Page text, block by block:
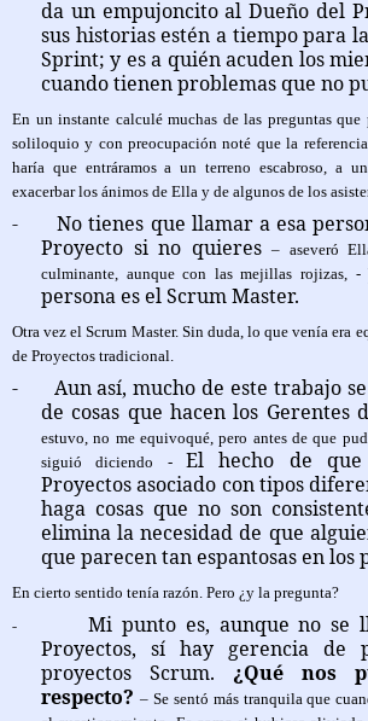
da un empujoncito al Dueño del
sus historias estén a tiempo para
Sprint; y es a quién acuden los
cuando tienen problemas que no
En un instante calculé muchas de las preguntas que
soliloquio y con preocupación noté que la
haría que entráramos a un terreno escabroso, a
exacerbar los ánimos de Ella y de algunos de los
-
No tienes que llamar a esa
Proyecto si no quieres– aseveró
culminante, aunque con las mejillas rojizas, -
persona es el Scrum Master.
Otra vez el Scrum Master. Sin duda, lo que venía era
de Proyectos tradicional.
-
Aun así, mucho de este trabajo
de cosas que hacen los Gerentes
estuvo, no me equivoqué, pero antes de que
siguió diciendo -
El hecho de
Proyectos asociado con tipos
haga cosas que no son
elimina la necesidad de que
que parecen tan espantosas en los
En cierto sentido tenía razón. Pero ¿y la pregunta?
-
Mi punto es, aunque no se
Proyectos, sí hay gerencia de
proyectos Scrum. ¿Qué nos
respecto? – Se sentó más tranquila que